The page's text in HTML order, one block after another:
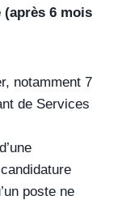
6 mois
notamment 7
de Services
poste ne